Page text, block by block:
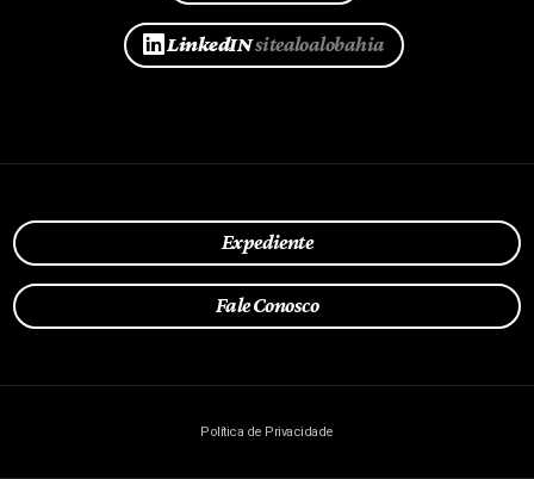
LinkedINsitealoalobahia
Expediente
Fale Conosco
Política de Privacidade